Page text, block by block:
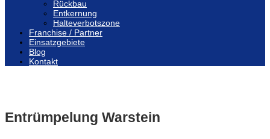
Rückbau
Entkernung
Halteverbotszone
Franchise / Partner
Einsatzgebiete
Blog
Kontakt
Entrümpelung Warstein